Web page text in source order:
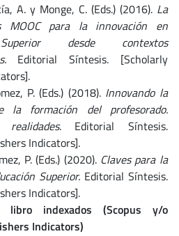
A. y Monge, C. (Eds.) (2016). La
MOOC para la innovación en
desde contextos
Editorial Síntesis. [Scholarly
P. (Eds.) (2018). Innovando la
la formación del profesorado.
. Editorial Síntesis.
Indicators].
P. (Eds.) (2020). Claves para la
Superior.Editorial Síntesis.
Indicators].
libro indexados (Scopus y/o
Indicators)